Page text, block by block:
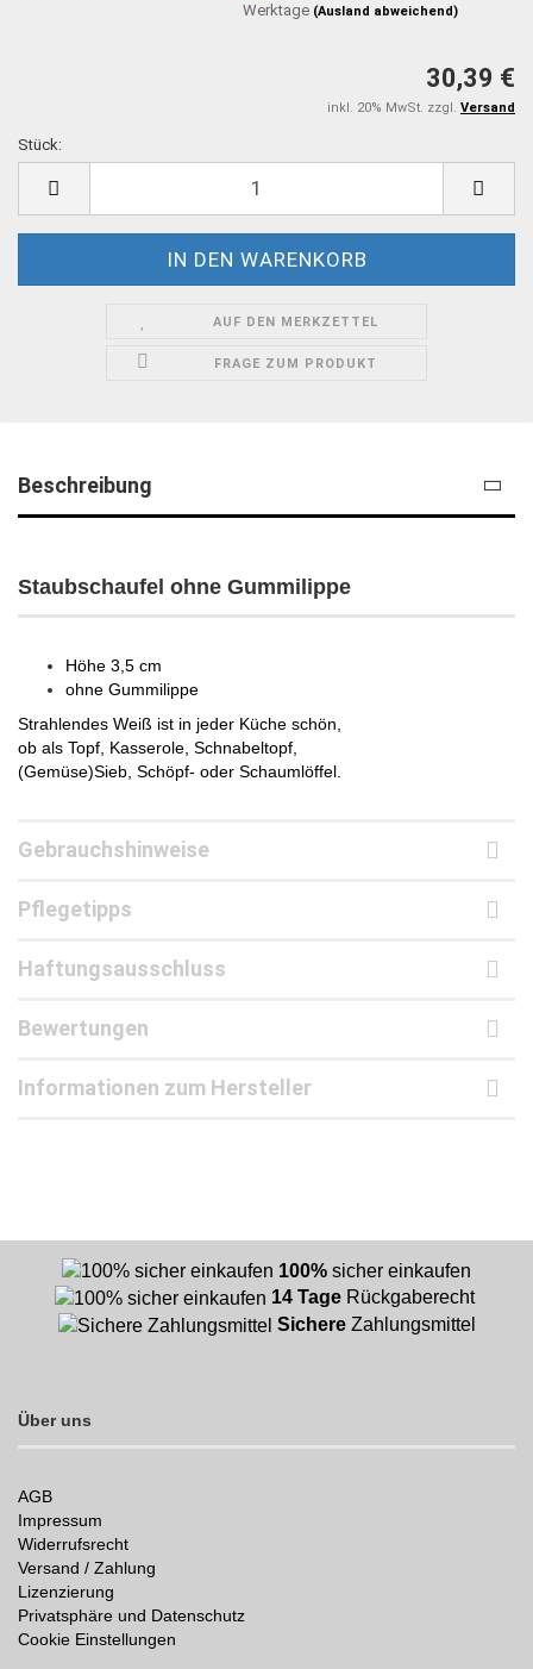
Werktage (Ausland abweichend)
30,39 €
inkl. 20% MwSt. zzgl. Versand
Stück:
AUF DEN MERKZETTEL
FRAGE ZUM PRODUKT
Beschreibung
Staubschaufel ohne Gummilippe
Höhe 3,5 cm
ohne Gummilippe
Strahlendes Weiß ist in jeder Küche schön,
ob als Topf, Kasserole, Schnabeltopf,
(Gemüse)Sieb, Schöpf- oder Schaumlöffel.
Gebrauchshinweise
Pflegetipps
Haftungsausschluss
Bewertungen
Informationen zum Hersteller
100% sicher einkaufen
14 Tage Rückgaberecht
Sichere Zahlungsmittel
Über uns
AGB
Impressum
Widerrufsrecht
Versand / Zahlung
Lizenzierung
Privatsphäre und Datenschutz
Cookie Einstellungen